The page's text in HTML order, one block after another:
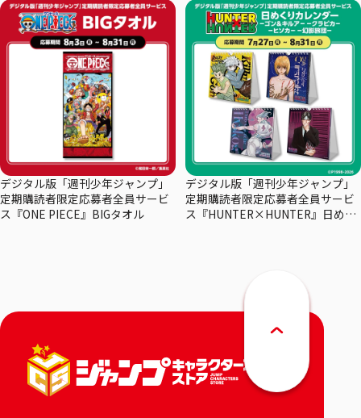
デジタル版「週刊少年ジャンプ」
定期購読者限定応募者全員サービ
ス『ONE PIECE』BIGタオル
デジタル版「週刊少年ジャンプ」
定期購読者限定応募者全員サービ
ス『HUNTER×HUNTER』日めく